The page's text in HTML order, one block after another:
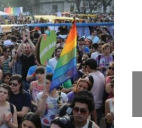
Cámara de Diputados
el concurso "San
Escribe" en Santa